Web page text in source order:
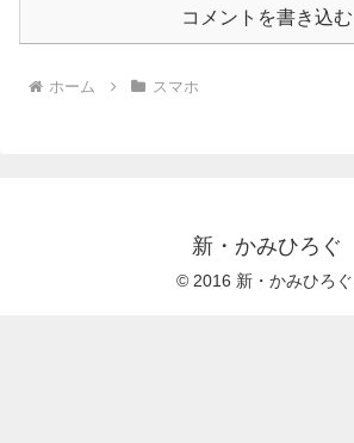
コメントを書き込む
ホーム スマホ
新・かみひろぐ
© 2016 新・かみひろぐ.